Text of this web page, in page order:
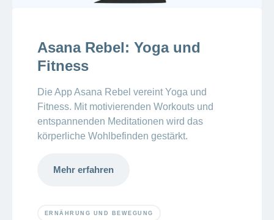
Asana Rebel: Yoga und
Fitness
Die App Asana Rebel vereint Yoga und
Fitness. Mit motivierenden Workouts und
entspannenden Meditationen wird das
körperliche Wohlbefinden gestärkt.
Mehr erfahren
ERNÄHRUNG UND BEWEGUNG